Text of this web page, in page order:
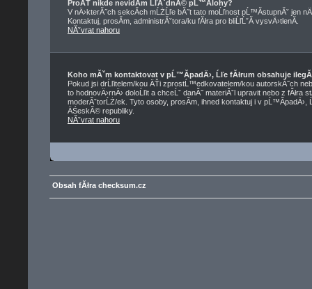
ProÄŤ nikde nevidĂ­m ĹľĂˇdnĂ© pĹ™Ă­lohy?
V nÄ›kterĂ˝ch sekcĂ­ch mĹŻĹľe bĂ˝t tato moĹľnost pĹ™Ă­stupnĂˇ jen
Kontaktuj, prosĂ­m, administrĂˇtora/ku fĂłra pro bliĹľĹˇĂ­ vysvÄ›tlenĂ­.
NĂˇvrat nahoru
Koho mĂˇm kontaktovat v pĹ™Ă­padÄ›, Ĺľe fĂłrum obsahuje
Pokud jsi drĹľitelem/kou ÄŤi zprostĹ™edkovatelem/kou autorskĂ˝ch
to hodnovÄ›rnÄ› doloĹľit a chceĹˇ danĂ˝ materiĂˇl upravit nebo z
moderĂˇtorĹŻ/ek. Tyto osoby, prosĂ­m, ihned kontaktuj i v pĹ™Ă­padÄ›,
ÄŚeskĂ© republiky.
NĂˇvrat nahoru
Obsah fĂłra checksum.cz